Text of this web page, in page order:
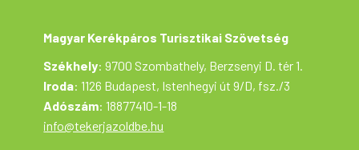
Magyar Kerékpáros Turisztikai Szövetség
Székhely: 9700 Szombathely, Berzsenyi D. tér 1.
Iroda: 1126 Budapest, Istenhegyi út 9/D, fsz./3
Adószám: 18877410-1-18
info@tekerjazoldbe.hu